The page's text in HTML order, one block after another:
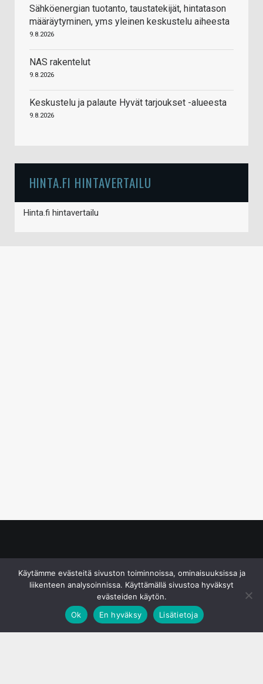
Sähköenergian tuotanto, taustatekijät, hintatason
määräytyminen, yms yleinen keskustelu aiheesta
9.8.2026
NAS rakentelut
9.8.2026
Keskustelu ja palaute Hyvät tarjoukset -alueesta
9.8.2026
HINTA.FI HINTAVERTAILU
Hinta.fi hintavertailu
Käytämme evästeitä sivuston toiminnoissa, ominaisuuksissa ja
liikenteen analysoinnissa. Käyttämällä sivustoa hyväksyt
evästeiden käytön.
Ok
En hyväksy Lisätietoja